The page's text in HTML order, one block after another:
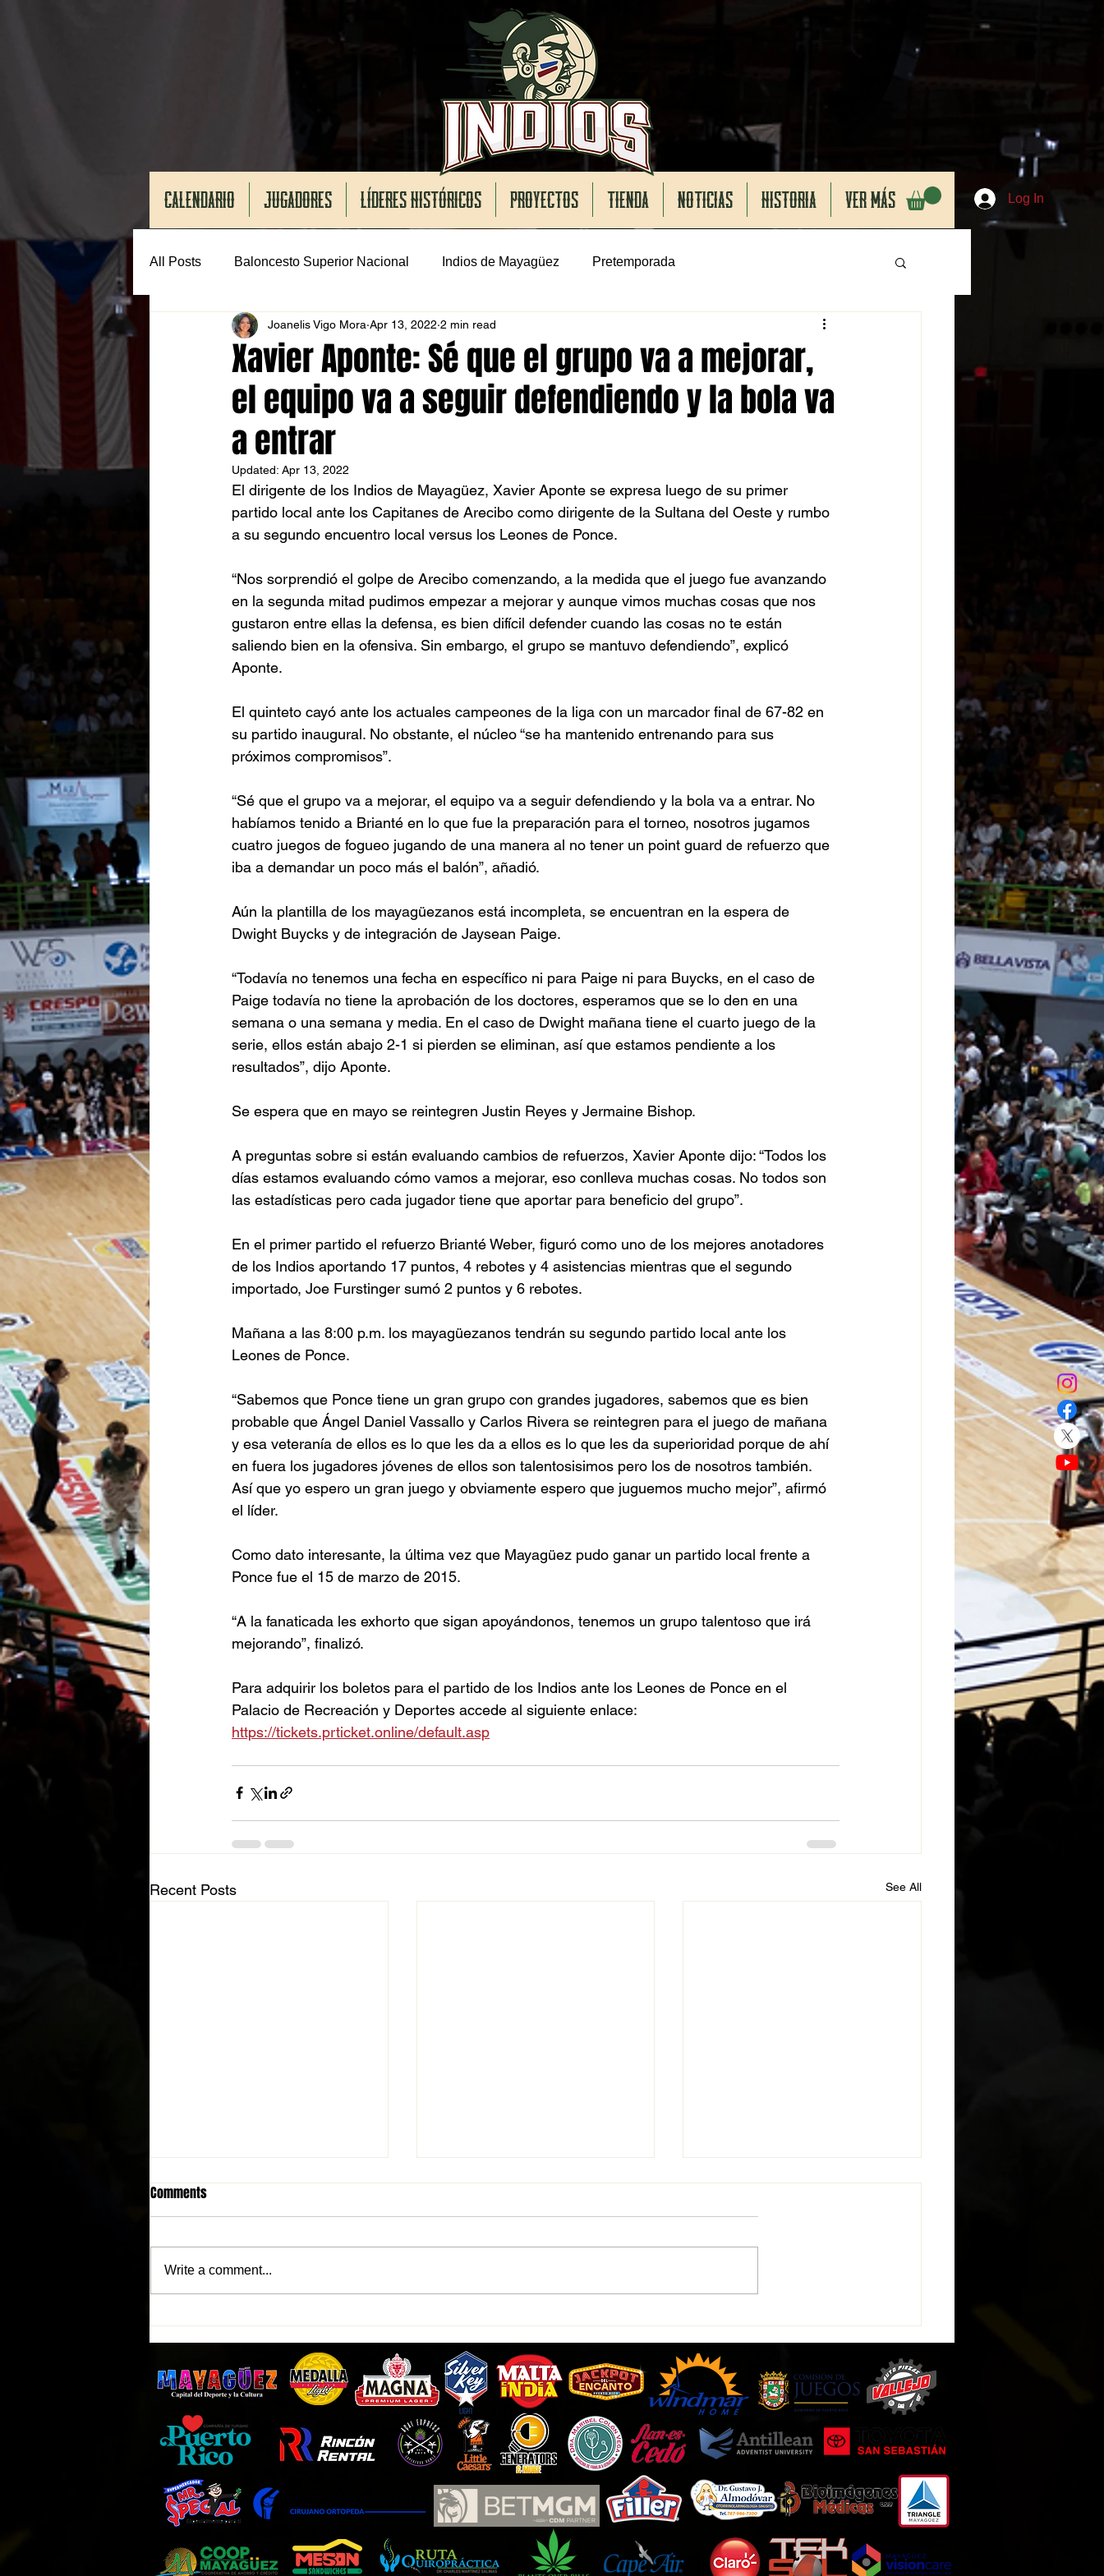
CALENDARIO JUGADORES LÍDERES HISTÓRICOS PROYECTOS TIENDA NOTICIAS HISTORIA VER MÁS Log In
All Posts Baloncesto Superior Nacional Indios de Mayagüez Pretemporada
Xavier Aponte: Sé que el grupo va a mejorar,
el equipo va a seguir defendiendo y la bola va
a entrar
Joanelis Vigo Mora Apr 13, 2022 2 min read
Updated: Apr 13, 2022
El dirigente de los Indios de Mayagüez, Xavier Aponte se expresa luego de su primer
partido local ante los Capitanes de Arecibo como dirigente de la Sultana del Oeste y rumbo
a su segundo encuentro local versus los Leones de Ponce.
“Nos sorprendió el golpe de Arecibo comenzando, a la medida que el juego fue avanzando
en la segunda mitad pudimos empezar a mejorar y aunque vimos muchas cosas que nos
gustaron entre ellas la defensa, es bien difícil defender cuando las cosas no te están
saliendo bien en la ofensiva. Sin embargo, el grupo se mantuvo defendiendo”, explicó
Aponte.
El quinteto cayó ante los actuales campeones de la liga con un marcador final de 67-82 en
su partido inaugural. No obstante, el núcleo “se ha mantenido entrenando para sus
próximos compromisos”.
“Sé que el grupo va a mejorar, el equipo va a seguir defendiendo y la bola va a entrar. No
habíamos tenido a Brianté en lo que fue la preparación para el torneo, nosotros jugamos
cuatro juegos de fogueo jugando de una manera al no tener un point guard de refuerzo que
iba a demandar un poco más el balón”, añadió.
Aún la plantilla de los mayagüezanos está incompleta, se encuentran en la espera de
Dwight Buycks y de integración de Jaysean Paige.
“Todavía no tenemos una fecha en específico ni para Paige ni para Buycks, en el caso de
Paige todavía no tiene la aprobación de los doctores, esperamos que se lo den en una
semana o una semana y media. En el caso de Dwight mañana tiene el cuarto juego de la
serie, ellos están abajo 2-1 si pierden se eliminan, así que estamos pendiente a los
resultados”, dijo Aponte.
Se espera que en mayo se reintegren Justin Reyes y Jermaine Bishop.
A preguntas sobre si están evaluando cambios de refuerzos, Xavier Aponte dijo: “Todos los
días estamos evaluando cómo vamos a mejorar, eso conlleva muchas cosas. No todos son
las estadísticas pero cada jugador tiene que aportar para beneficio del grupo”.
En el primer partido el refuerzo Brianté Weber, figuró como uno de los mejores anotadores
de los Indios aportando 17 puntos, 4 rebotes y 4 asistencias mientras que el segundo
importado, Joe Furstinger sumó 2 puntos y 6 rebotes.
Mañana a las 8:00 p.m. los mayagüezanos tendrán su segundo partido local ante los
Leones de Ponce.
“Sabemos que Ponce tiene un gran grupo con grandes jugadores, sabemos que es bien
probable que Ángel Daniel Vassallo y Carlos Rivera se reintegren para el juego de mañana
y esa veteranía de ellos es lo que les da a ellos es lo que les da superioridad porque de ahí
en fuera los jugadores jóvenes de ellos son talentosisimos pero los de nosotros también.
Así que yo espero un gran juego y obviamente espero que juguemos mucho mejor”, afirmó
el líder.
Como dato interesante, la última vez que Mayagüez pudo ganar un partido local frente a
Ponce fue el 15 de marzo de 2015.
“A la fanaticada les exhorto que sigan apoyándonos, tenemos un grupo talentoso que irá
mejorando”, finalizó.
Para adquirir los boletos para el partido de los Indios ante los Leones de Ponce en el
Palacio de Recreación y Deportes accede al siguiente enlace:
https://tickets.prticket.online/default.asp
Recent Posts See All
Indios de Mayagüez tendrán
entrada GRATIS este martes
Indios aclaran proceso de
cambio
Dion New se ha integrado como
accionista a la plataforma West
Sports & Social Development
Comments
Write a comment...